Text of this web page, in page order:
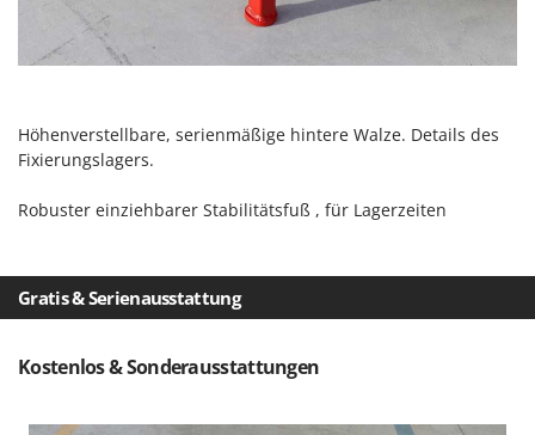
Oriental Koshin
Outdoorchef
P
Palazzetti
Palumbo Pavi
Partisani
Philips
Pramac
Höhenverstellbare, serienmäßige hintere Walze. Details des
Fixierungslagers.
Robuster einziehbarer Stabilitätsfuß , für Lagerzeiten
Gratis & Serienausstattung
Kostenlos & Sonderausstattungen